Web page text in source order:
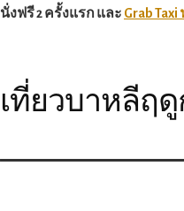
นั่งฟรี 2 ครั้งแรก และ Grab
เที่ยวบาหลีฤ